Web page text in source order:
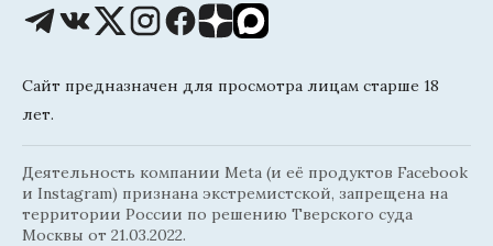
Сайт предназначен для просмотра лицам старше 18
лет.
Деятельность компании Meta (и её продуктов Facebook
и Instagram) признана экстремистской, запрещена на
территории России по решению Тверского суда
Москвы от 21.03.2022.